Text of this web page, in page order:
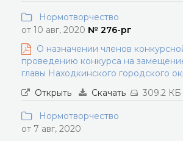
Нормотворчество
от 10 авг, 2020 № 276-рг
О назначении членов
проведению конкурса на
главы Находкинского городского
Открыть
Скачать 309.2 КБ
Нормотворчество
от 7 авг, 2020